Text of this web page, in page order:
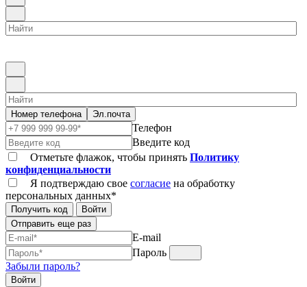
Номер телефона Эл.почта
Телефон
Введите код
Отметьте флажок, чтобы принять Политику
конфиденциальности
Я подтверждаю свое согласие на обработку
персональных данных*
Получить код
Войти
Отправить еще раз
E-mail
Пароль
Забыли пароль?
Войти